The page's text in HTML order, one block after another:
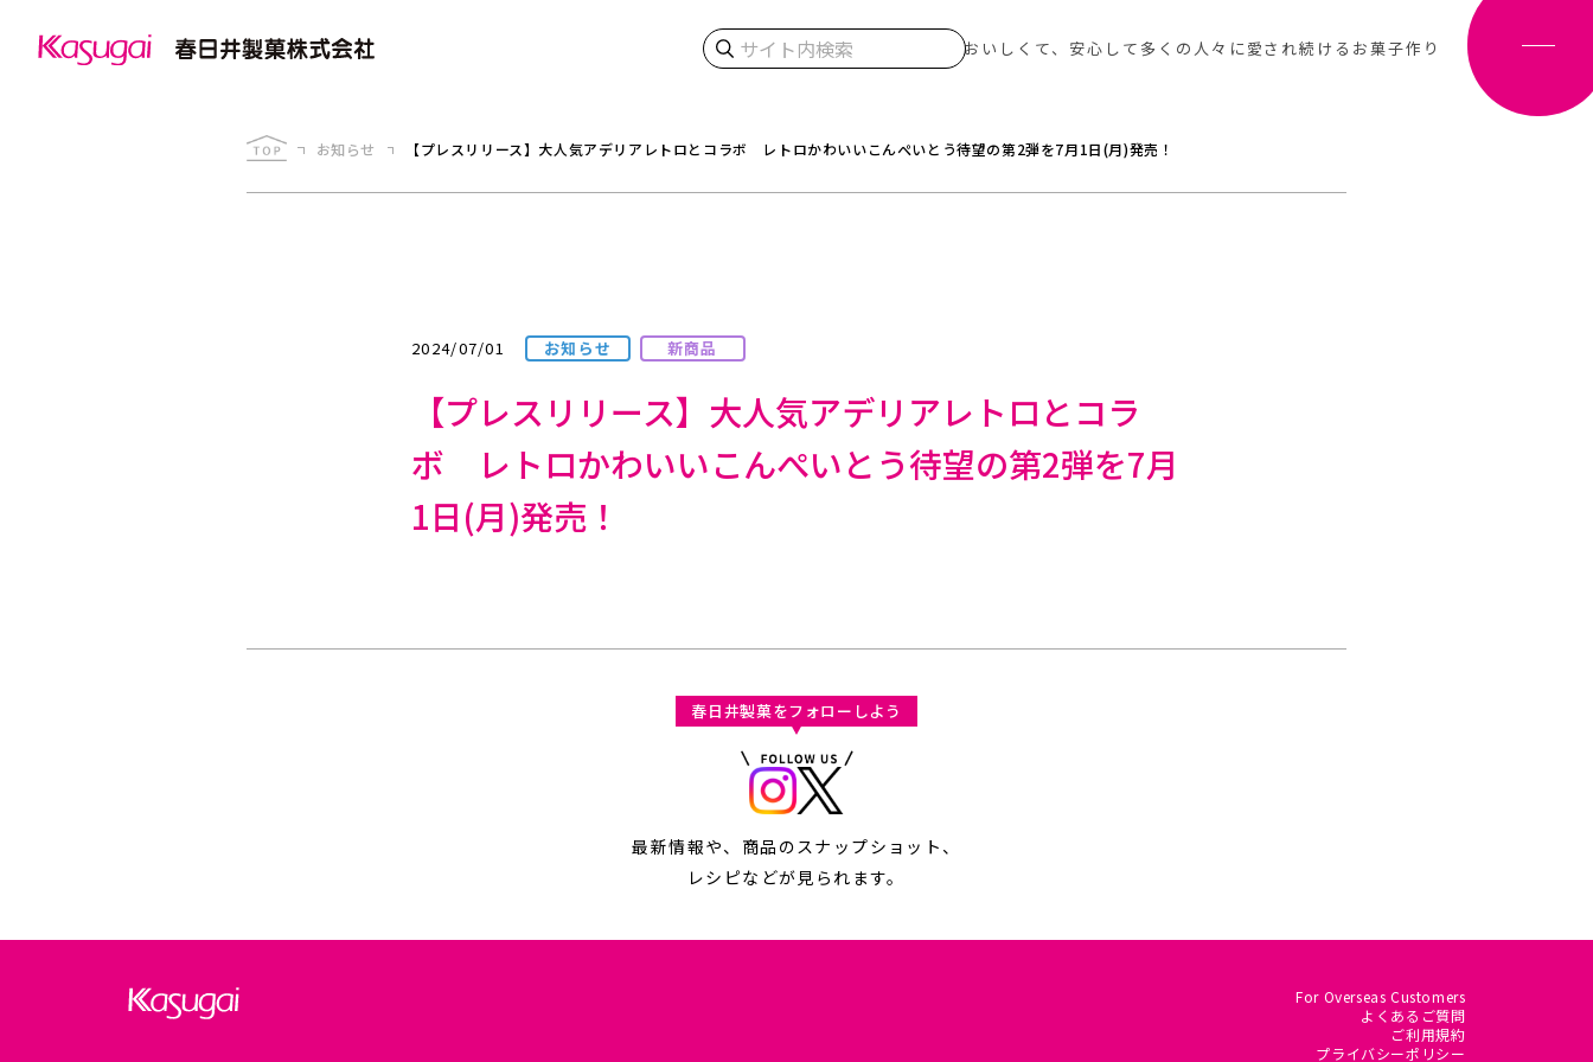
検索 おいしくて、安心して多くの人々に愛され続けるお菓子作り
お知らせ 【プレスリリース】大人気アデリアレトロとコラボ レトロかわいいこんぺいとう待望の第2弾を7月1日(月)発売！
2024/07/01 お知らせ 新商品
【プレスリリース】大人気アデリアレトロとコラ
ボ レトロかわいいこんぺいとう待望の第2弾を7月
1日(月)発売！
春日井製菓をフォローしよう
最新情報や、商品のスナップショット、
レシピなどが見られます。
For Overseas Customers
よくあるご質問
ご利用規約
プライバシーポリシー